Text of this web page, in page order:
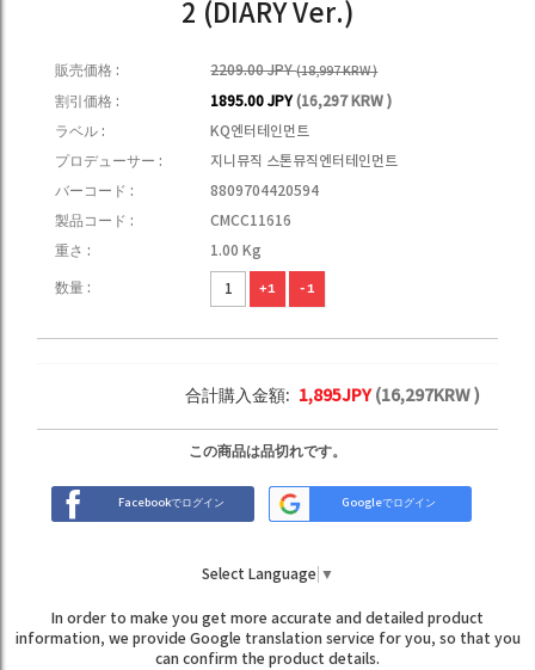
2 (DIARY Ver.)
販売価格 : 2209.00 JPY(18,997 KRW )
割引価格 : 1895.00 JPY(16,297 KRW )
ラベル :
KQ엔터테인먼트
プロデューサー :
지니뮤직 스톤뮤직엔터테인먼트
バーコード :
8809704420594
製品コード :
CMCC11616
重さ :
1.00 Kg
数量 : +1 -1
合計購入金額: 1,895JPY(16,297KRW )
この商品は品切れです。
Facebookでログイン Googleでログイン
Select Language ▼
In order to make you get more accurate and detailed product
information, we provide Google translation service for you, so that you
can confirm the product details.